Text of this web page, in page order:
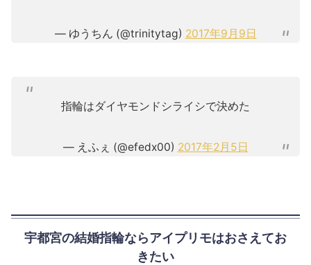
— ゆうちん (@trinitytag) 2017年9月9日
指輪はダイヤモンドシライシで決めた
— えふぇ (@efedx00) 2017年2月5日
宇都宮の結婚指輪ならアイプリモはおさえてお
きたい